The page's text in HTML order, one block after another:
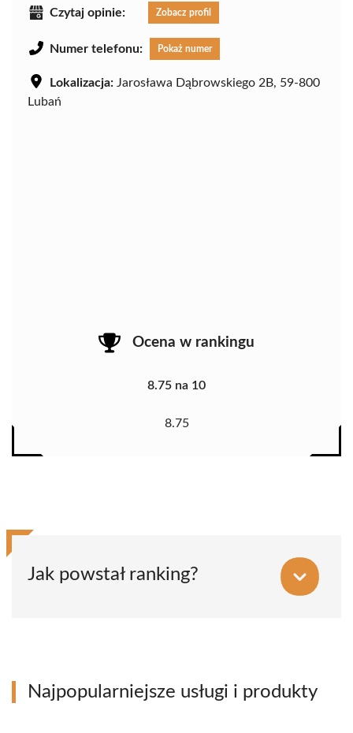
Czytaj opinie: Zobacz profil
Numer telefonu: Pokaż numer
Lokalizacja: Jarosława Dąbrowskiego 2B, 59-800
Lubań
Ocena w rankingu
8.75 na 10
8.75
Jak powstał ranking?
Najpopularniejsze usługi i produkty